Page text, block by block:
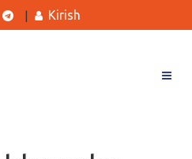
Kirish